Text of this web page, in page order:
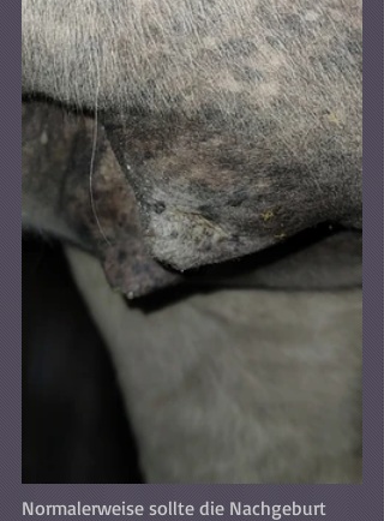
Normalerweise sollte die Nachgeburt